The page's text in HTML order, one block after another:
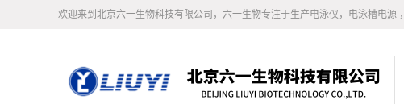
欢迎来到北京六一生物科技有限公司，六一生物专注于生产电泳仪，电泳槽电